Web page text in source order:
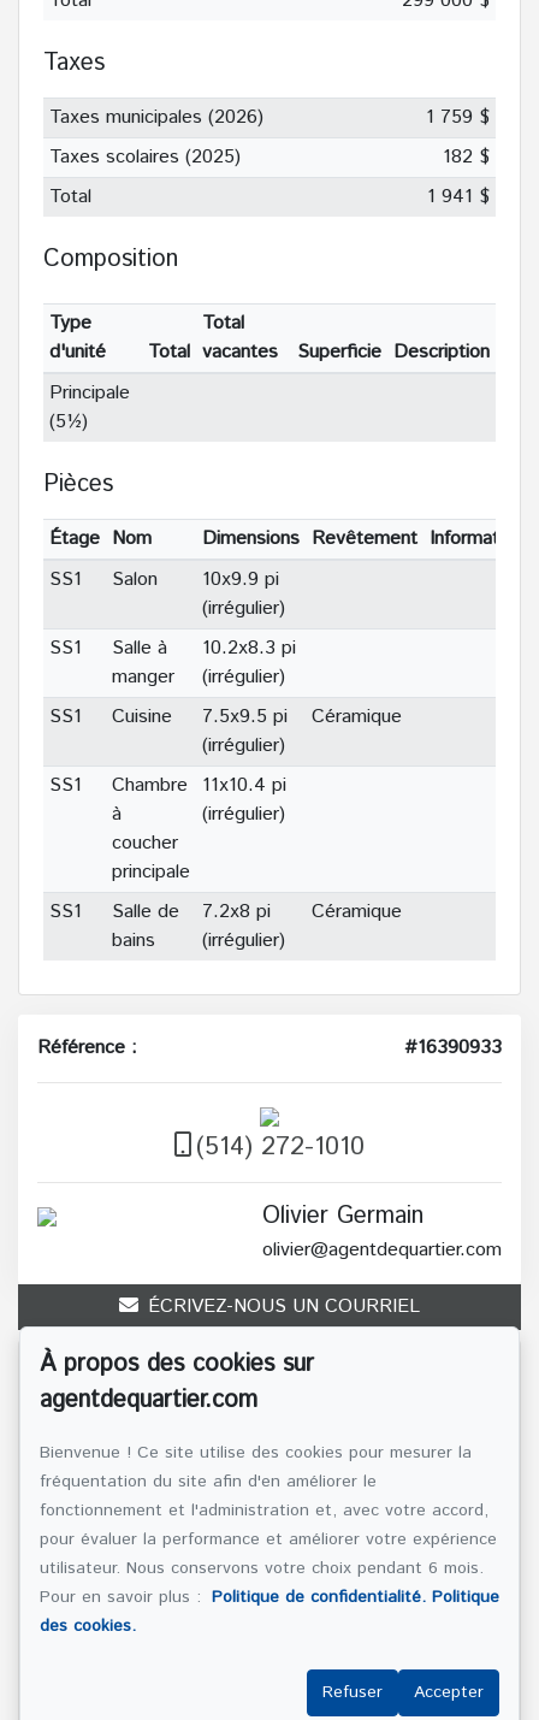
Taxes
Taxes municipales (2026)
1 759 $
Taxes scolaires (2025)
182 $
Total
1 941 $
Composition
Type
d'unité
Total
Total
vacantes
Superficie Description
Principale
(5½)
Pièces
Étage Nom Dimensions Revêtement Informations
SS1
Salon
10x9.9 pi
(irrégulier)
SS1
Salle à
manger
10.2x8.3 pi
(irrégulier)
SS1
Cuisine
7.5x9.5 pi
(irrégulier)
Céramique
SS1
Chambre
à
coucher
principale
11x10.4 pi
(irrégulier)
SS1
Salle de
bains
7.2x8 pi
(irrégulier)
Céramique
Référence : #16390933
(514) 272-1010
Olivier Germain
olivier@agentdequartier.com
ÉCRIVEZ-NOUS UN COURRIEL
Nom et prénom*
Téléphone*
Adresse e-mail
À propos des cookies sur
agentdequartier.com
Bienvenue ! Ce site utilise des cookies pour mesurer la
fréquentation du site afin d'en améliorer le
fonctionnement et l'administration et, avec votre accord,
pour évaluer la performance et améliorer votre expérience
utilisateur. Nous conservons votre choix pendant 6 mois.
Pour en savoir plus : Politique de confidentialité. Politique
des cookies.
Refuser Accepter